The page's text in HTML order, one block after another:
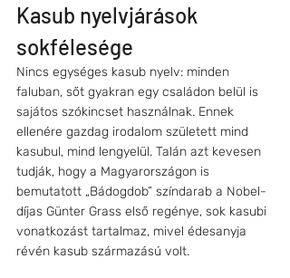
Kasub nyelvjárások
sokfélesége
Nincs egységes kasub nyelv: minden
faluban, sőt gyakran egy családon belül is
sajátos szókincset használnak. Ennek
ellenére gazdag irodalom született mind
kasubul, mind lengyelül. Talán azt kevesen
tudják, hogy a Magyarországon is
bemutatott „Bádogdob” színdarab a Nobel-
díjas Günter Grass első regénye, sok kasubi
vonatkozást tartalmaz, mivel édesanyja
révén kasub származású volt.